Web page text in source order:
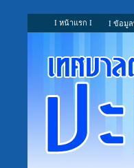
I หน้าแรก I I ข้อมู